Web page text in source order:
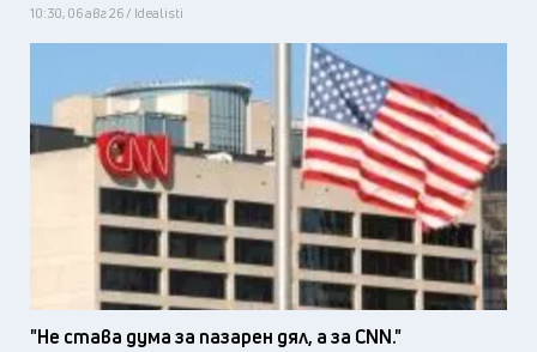
10:30, 06 авг 26 / Idealisti
"Не става дума за пазарен дял, а за CNN."